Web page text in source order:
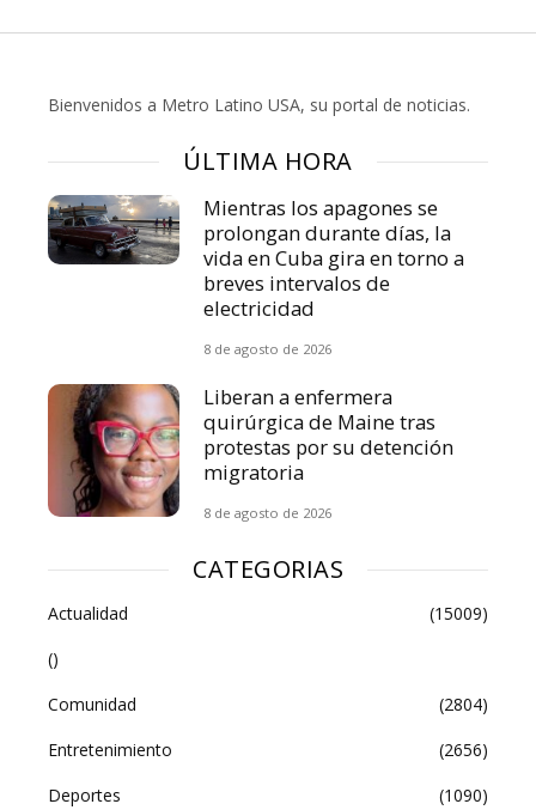
Bienvenidos a Metro Latino USA, su portal de noticias.
ÚLTIMA HORA
Mientras los apagones se
prolongan durante días, la
vida en Cuba gira en torno a
breves intervalos de
electricidad
8 de agosto de 2026
Liberan a enfermera
quirúrgica de Maine tras
protestas por su detención
migratoria
8 de agosto de 2026
CATEGORIAS
Actualidad
(15009)
()
Comunidad
(2804)
Entretenimiento
(2656)
Deportes
(1090)